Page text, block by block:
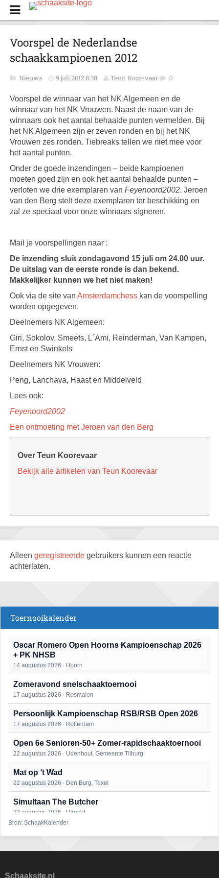
Voorspel de Nederlandse
schaakkampioenen 2012
Nieuws 9 juli 2012 8:38 Teun Koorevaar 0
Voorspel de winnaar van het NK Algemeen en de
winnaar van het NK Vrouwen. Naast de naam van de
winnaars ook het aantal behaalde punten vermelden. Bij
het NK Algemeen zijn er zeven ronden en bij het NK
Vrouwen zes ronden. Tiebreaks tellen we niet mee voor
het aantal punten.
Onder de goede inzendingen – beide kampioenen
moeten goed zijn en ook het aantal behaalde punten –
verloten we drie exemplaren van Feyenoord2002. Jeroen
van den Berg stelt deze exemplaren ter beschikking en
zal ze speciaal voor onze winnaars signeren.
Mail je voorspellingen naar :
De inzending sluit zondagavond 15 juli om 24.00 uur.
De uitslag van de eerste ronde is dan bekend.
Makkelijker kunnen we het niet maken!
Ook via de site van Amsterdamchess kan de voorspelling
worden opgegeven.
Deelnemers NK Algemeen:
Giri, Sokolov, Smeets, L´Ami, Reinderman, Van Kampen,
Ernst en Swinkels
Deelnemers NK Vrouwen:
Peng, Lanchava, Haast en Middelveld
Lees ook:
Feyenoord2002
Een ontmoeting met Jeroen van den Berg
Over Teun Koorevaar
Bekijk alle artikelen van Teun Koorevaar
Alleen geregistreerde gebruikers kunnen een reactie
achterlaten.
Toernooikalender
Oscar Romero Open Hoorns Kampioenschap 2026
+ PK NHSB
14 augustus 2026 · Hoorn
Zomeravond snelschaaktoernooi
17 augustus 2026 · Rosmalen
Persoonlijk Kampioenschap RSB/RSB Open 2026
17 augustus 2026 · Rotterdam
Open 6e Senioren-50+ Zomer-rapidschaaktoernooi
22 augustus 2026 · Udenhout, Gemeente Tilburg
Mat op ‘t Wad
22 augustus 2026 · Den Burg, Texel
Simultaan The Butcher
22 augustus 2026 · Utrecht
25 augustus 2026 · Bunschoten-Spakenburg
Bron: SchaakKalender
Schaaksite.nl